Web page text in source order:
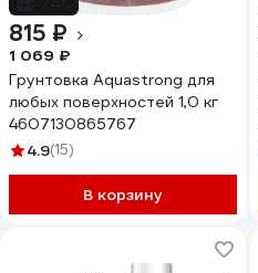
815 ₽
1 069 ₽
Грунтовка Aquastrong для
любых поверхностей 1,0 кг
4607130865767
4.9(15)
В корзину